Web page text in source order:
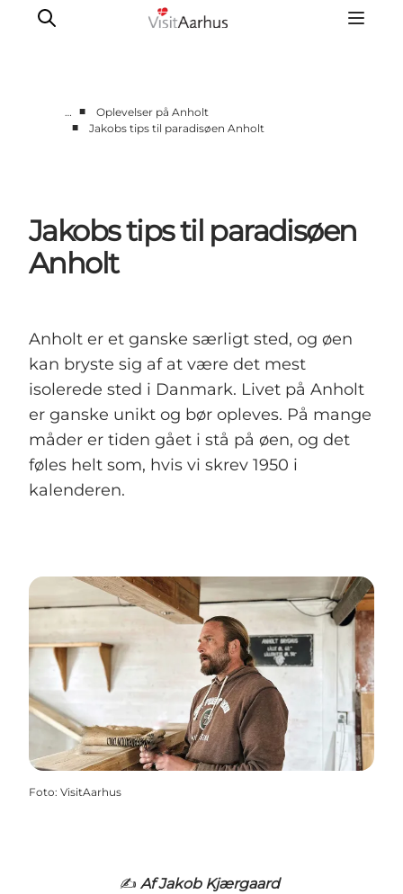
Planlæg ferien
Transport
… ■
Oplevelser på Anholt
■
Jakobs tips til paradisøen Anholt
Jakobs tips til paradisøen
Anholt
Anholt er et ganske særligt sted, og øen
kan bryste sig af at være det mest
isolerede sted i Danmark. Livet på Anholt
er ganske unikt og bør opleves. På mange
måder er tiden gået i stå på øen, og det
føles helt som, hvis vi skrev 1950 i
kalenderen.
Foto: VisitAarhus
✍️ Af Jakob Kjærgaard